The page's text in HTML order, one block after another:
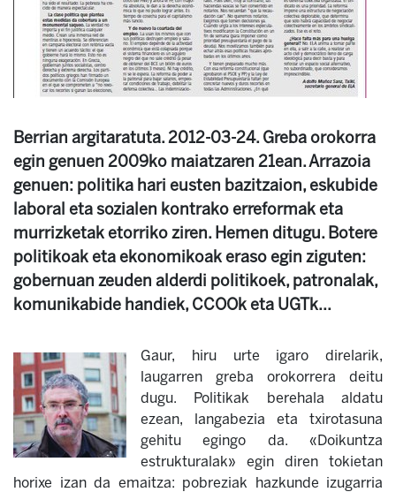
Berrian argitaratuta. 2012-03-24. Greba orokorra
egin genuen 2009ko maiatzaren 21ean. Arrazoia
genuen: politika hari eusten bazitzaion, eskubide
laboral eta sozialen kontrako erreformak eta
murrizketak etorriko ziren. Hemen ditugu. Botere
politikoak eta ekonomikoak eraso egin ziguten:
gobernuan zeuden alderdi politikoek, patronalak,
komunikabide handiek, CCOOk eta UGTk...
Gaur, hiru urte igaro direlarik,
laugarren greba orokorrera deitu
dugu. Politikak berehala aldatu
ezean, langabezia eta txirotasuna
gehitu egingo da. «Doikuntza
estrukturalak» egin diren tokietan
horixe izan da emaitza: pobreziak hazkunde izugarria